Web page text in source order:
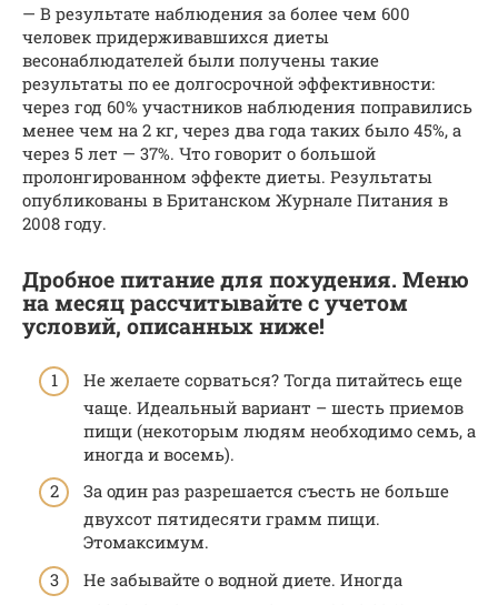
— В результате наблюдения за более чем 600
человек придерживавшихся диеты
весонаблюдателей были получены такие
результаты по ее долгосрочной эффективности:
через год 60% участников наблюдения поправились
менее чем на 2 кг, через два года таких было 45%, а
через 5 лет — 37%. Что говорит о большой
пролонгированном эффекте диеты. Результаты
опубликованы в Британском Журнале Питания в
2008 году.
Дробное питание для похудения. Меню
на месяц рассчитывайте с учетом
условий, описанных ниже!
Не желаете сорваться? Тогда питайтесь еще
чаще. Идеальный вариант – шесть приемов
пищи (некоторым людям необходимо семь, а
иногда и восемь).
За один раз разрешается съесть не больше
двухсот пятидесяти грамм пищи.
Этомаксимум.
Не забывайте о водной диете. Иногда